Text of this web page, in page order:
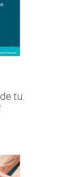
tu